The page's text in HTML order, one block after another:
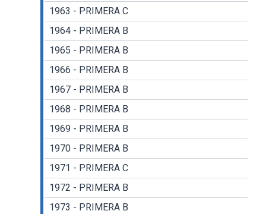
1963 - PRIMERA C
1964 - PRIMERA B
1965 - PRIMERA B
1966 - PRIMERA B
1967 - PRIMERA B
1968 - PRIMERA B
1969 - PRIMERA B
1970 - PRIMERA B
1971 - PRIMERA C
1972 - PRIMERA B
1973 - PRIMERA B